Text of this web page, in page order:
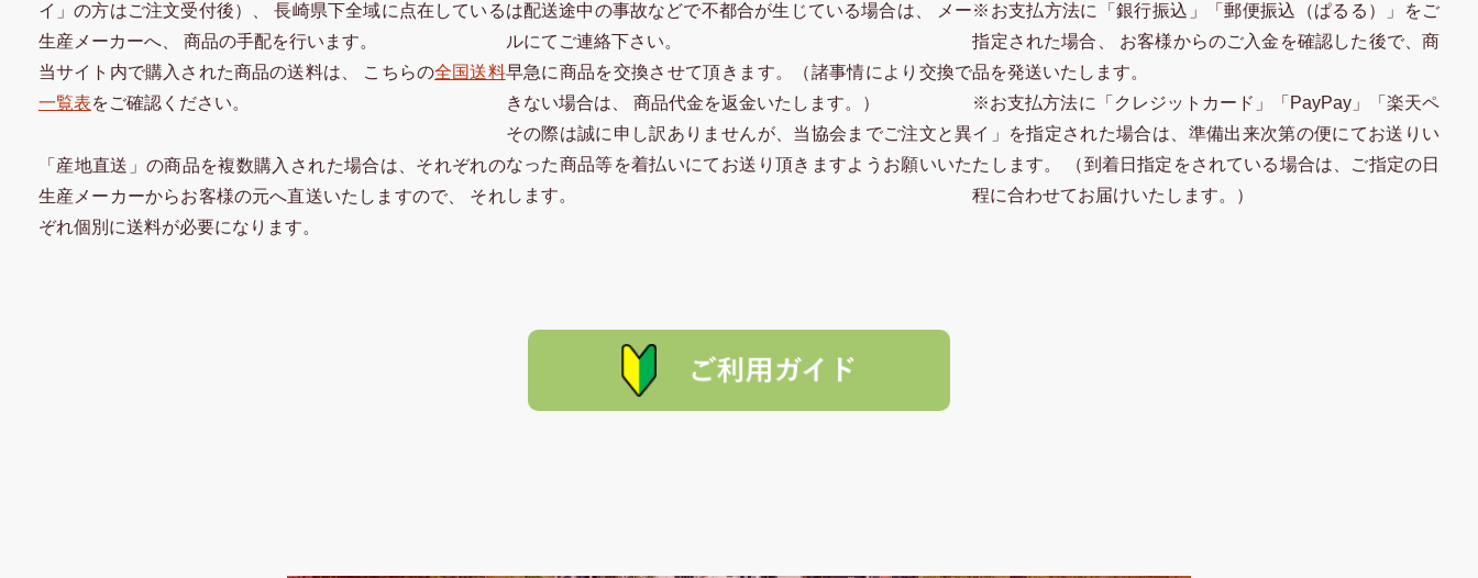
イ」の方はご注文受付後）、 長崎県下全域に点在している
生産メーカーへ、 商品の手配を行います。
当サイト内で購入された商品の送料は、 こちらの全国送料
一覧表をご確認ください。
「産地直送」の商品を複数購入された場合は、それぞれの
生産メーカーからお客様の元へ直送いたしますので、 それ
ぞれ個別に送料が必要になります。
は配送途中の事故などで不都合が生じている場合は、 メー
ルにてご連絡下さい。
早急に商品を交換させて頂きます。（諸事情により交換で
きない場合は、 商品代金を返金いたします。）
その際は誠に申し訳ありませんが、当協会までご注文と異
なった商品等を着払いにてお送り頂きますようお願いいた
します。
※お支払方法に「銀行振込」「郵便振込（ぱるる）」をご
指定された場合、 お客様からのご入金を確認した後で、商
品を発送いたします。
※お支払方法に「クレジットカード」「PayPay」「楽天ペ
イ」を指定された場合は、準備出来次第の便にてお送りい
たします。 （到着日指定をされている場合は、ご指定の日
程に合わせてお届けいたします。）